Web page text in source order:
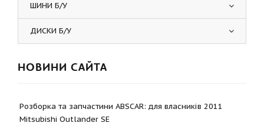
ШИНИ Б/У
ДИСКИ Б/У
НОВИНИ САЙТА
Розборка та запчастини ABSCAR: для власників 2011
Mitsubishi Outlander SE